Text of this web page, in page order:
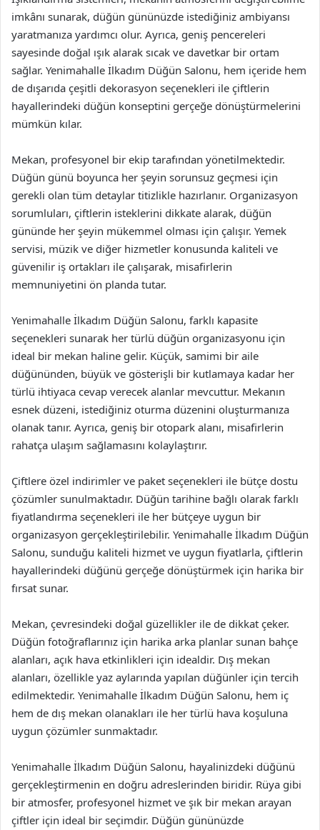
imkânı sunarak, düğün gününüzde istediğiniz ambiyansı
yaratmanıza yardımcı olur. Ayrıca, geniş pencereleri
sayesinde doğal ışık alarak sıcak ve davetkar bir ortam
sağlar. Yenimahalle İlkadım Düğün Salonu, hem içeride hem
de dışarıda çeşitli dekorasyon seçenekleri ile çiftlerin
hayallerindeki düğün konseptini gerçeğe dönüştürmelerini
mümkün kılar.
Mekan, profesyonel bir ekip tarafından yönetilmektedir.
Düğün günü boyunca her şeyin sorunsuz geçmesi için
gerekli olan tüm detaylar titizlikle hazırlanır. Organizasyon
sorumluları, çiftlerin isteklerini dikkate alarak, düğün
gününde her şeyin mükemmel olması için çalışır. Yemek
servisi, müzik ve diğer hizmetler konusunda kaliteli ve
güvenilir iş ortakları ile çalışarak, misafirlerin
memnuniyetini ön planda tutar.
Yenimahalle İlkadım Düğün Salonu, farklı kapasite
seçenekleri sunarak her türlü düğün organizasyonu için
ideal bir mekan haline gelir. Küçük, samimi bir aile
düğününden, büyük ve gösterişli bir kutlamaya kadar her
türlü ihtiyaca cevap verecek alanlar mevcuttur. Mekanın
esnek düzeni, istediğiniz oturma düzenini oluşturmanıza
olanak tanır. Ayrıca, geniş bir otopark alanı, misafirlerin
rahatça ulaşım sağlamasını kolaylaştırır.
Çiftlere özel indirimler ve paket seçenekleri ile bütçe dostu
çözümler sunulmaktadır. Düğün tarihine bağlı olarak farklı
fiyatlandırma seçenekleri ile her bütçeye uygun bir
organizasyon gerçekleştirilebilir. Yenimahalle İlkadım Düğün
Salonu, sunduğu kaliteli hizmet ve uygun fiyatlarla, çiftlerin
hayallerindeki düğünü gerçeğe dönüştürmek için harika bir
fırsat sunar.
Mekan, çevresindeki doğal güzellikler ile de dikkat çeker.
Düğün fotoğraflarınız için harika arka planlar sunan bahçe
alanları, açık hava etkinlikleri için idealdir. Dış mekan
alanları, özellikle yaz aylarında yapılan düğünler için tercih
edilmektedir. Yenimahalle İlkadım Düğün Salonu, hem iç
hem de dış mekan olanakları ile her türlü hava koşuluna
uygun çözümler sunmaktadır.
Yenimahalle İlkadım Düğün Salonu, hayalinizdeki düğünü
gerçekleştirmenin en doğru adreslerinden biridir. Rüya gibi
bir atmosfer, profesyonel hizmet ve şık bir mekan arayan
çiftler için ideal bir seçimdir. Düğün gününüzde